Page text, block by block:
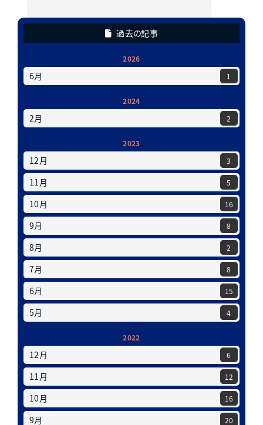
過去の記事
2026
6月 1
2024
2月 2
2023
12月 3
11月 5
10月 16
9月 8
8月 2
7月 8
6月 15
5月 4
2022
12月 6
11月 12
10月 16
9月 20